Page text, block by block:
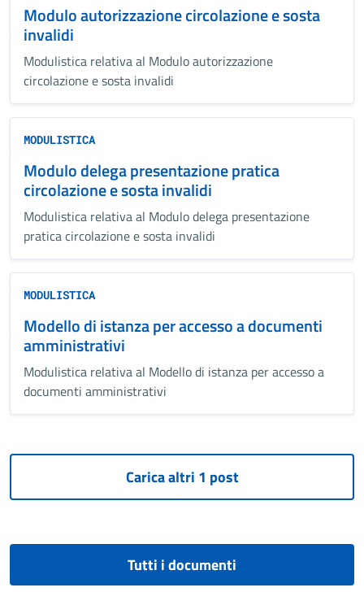
Modulo autorizzazione circolazione e sosta
invalidi
Modulistica relativa al Modulo autorizzazione
circolazione e sosta invalidi
MODULISTICA
Modulo delega presentazione pratica
circolazione e sosta invalidi
Modulistica relativa al Modulo delega presentazione
pratica circolazione e sosta invalidi
MODULISTICA
Modello di istanza per accesso a documenti
amministrativi
Modulistica relativa al Modello di istanza per accesso a
documenti amministrativi
Tutti i documenti